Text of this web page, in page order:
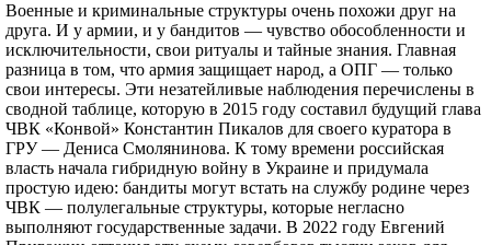
Военные и криминальные структуры очень похожи друг на
друга. И у армии, и у бандитов — чувство обособленности и
исключительности, свои ритуалы и тайные знания. Главная
разница в том, что армия защищает народ, а ОПГ — только
свои интересы. Эти незатейливые наблюдения перечислены в
сводной таблице, которую в 2015 году составил будущий глава
ЧВК «Конвой» Константин Пикалов для своего куратора в
ГРУ — Дениса Смолянинова. К тому времени российская
власть начала гибридную войну в Украине и придумала
простую идею: бандиты могут встать на службу родине через
ЧВК — полулегальные структуры, которые негласно
выполняют государственные задачи. В 2022 году Евгений